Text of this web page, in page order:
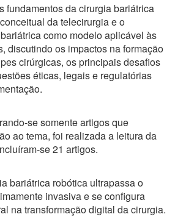
fundamentos da cirurgia bariátrica
da telecirurgia e o
como modelo aplicável às
discutindo os impactos na formação
cirúrgicas, os principais desafios
éticas, legais e regulatórias
se somente artigos que
ao tema, foi realizada a leitura da
se 21 artigos.
bariátrica robótica ultrapassa o
invasiva e se configura
na transformação digital da cirurgia.